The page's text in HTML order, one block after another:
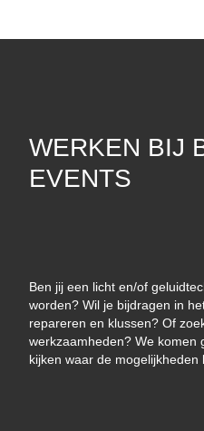
WERKEN BIJ
EVENTS
Ben jij een licht en/of
worden? Wil je bijdragen in
repareren en klussen? Of
werkzaamheden? We komen
kijken waar de mogelijkheden